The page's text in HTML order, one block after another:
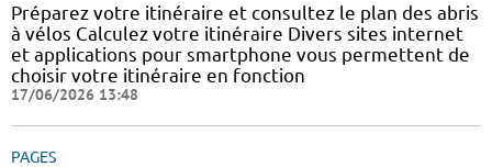
Préparez votre itinéraire et consultez le plan des abris
à vélos Calculez votre itinéraire Divers sites internet
et applications pour smartphone vous permettent de
choisir votre itinéraire en fonction
17/06/2026 13:48
PAGES